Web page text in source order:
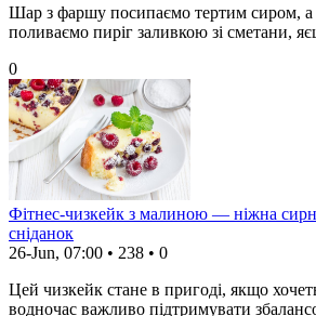
Шар з фаршу посипаємо тертим сиром, а
поливаємо пиріг заливкою зі сметани,
0
Фітнес-чизкейк з малиною — ніжна
сніданок
26-Jun, 07:00 • 238 • 0
Цей чизкейк стане в пригоді, якщо
водночас важливо підтримувати